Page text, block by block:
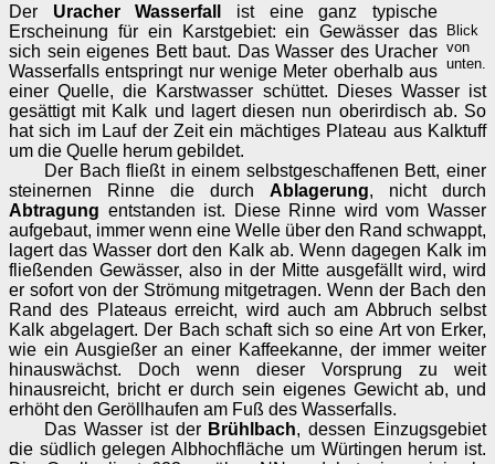
Blick
von
unten.
Der Uracher Wasserfall
ist eine ganz typische
Erscheinung für ein Karstgebiet: ein Gewässer das
sich sein eigenes Bett baut. Das Wasser des Uracher
Wasserfalls entspringt nur wenige Meter oberhalb aus
einer Quelle, die Karstwasser schüttet. Dieses Wasser ist
gesättigt mit Kalk und lagert diesen nun oberirdisch ab. So
hat sich im Lauf der Zeit ein mächtiges Plateau aus Kalktuff
um die Quelle herum gebildet.
Der Bach fließt in einem selbstgeschaffenen Bett, einer
steinernen Rinne die durch Ablagerung, nicht durch
Abtragung entstanden ist. Diese Rinne wird vom Wasser
aufgebaut, immer wenn eine Welle über den Rand schwappt,
lagert das Wasser dort den Kalk ab. Wenn dagegen Kalk im
fließenden Gewässer, also in der Mitte ausgefällt wird, wird
er sofort von der Strömung mitgetragen. Wenn der Bach den
Rand des Plateaus erreicht, wird auch am Abbruch selbst
Kalk abgelagert. Der Bach schaft sich so eine Art von Erker,
wie ein Ausgießer an einer Kaffeekanne, der immer weiter
hinauswächst. Doch wenn dieser Vorsprung zu weit
hinausreicht, bricht er durch sein eigenes Gewicht ab, und
erhöht den Geröllhaufen am Fuß des Wasserfalls.
Das Wasser ist der Brühlbach, dessen Einzugsgebiet
die südlich gelegen Albhochfläche um Würtingen herum ist.